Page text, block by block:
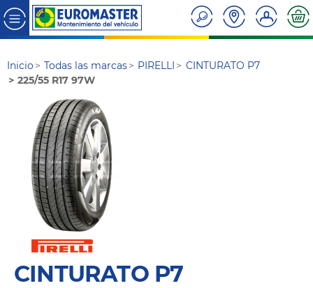
Inicio Todas las marcas PIRELLI
CINTURATO P7
225/55 R17 97W
CINTURATO P7